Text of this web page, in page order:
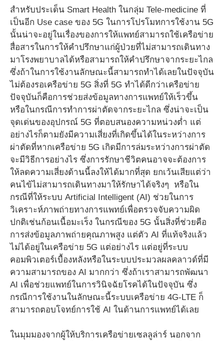
สำหรับประเด็น Smart Health ในกลุ่ม Tele-medicine ที่
เป็นอีก Use case ของ 5G ในการโปรโมทการใช้งาน 5G
นั้นน่าจะอยู่ในเรื่องของการให้แพทย์สามารถใช้เครือข่าย
สื่อสารในการให้คำปรึกษาแก่ผู้ป่วยที่ไม่สามารถเดินทาง
มาโรงพยาบาลได้หรือสามารถให้คำปรึกษาจากระยะไกล
ซึ่งถ้าในการใช้งานลักษณะนี้สามารถทำได้เลยในปัจจุบัน
ไม่ต้องรอเครือข่าย 5G สิ่งที่ 5G ทำได้ดีกว่าเครือข่าย
ปัจจุบันก็คือการช่วยส่งข้อมูลทางการแพทย์ให้เร็วขึ้น
หรือในกรณีการทำการผ่าตัดจากระยะไกล ซึ่งน่าจะเป็น
จุดเด่นของอุปกรณ์ 5G ที่ตอบสนองความหน่วงต่ำ แต่
อย่างไรก็ตามยังมีความเสี่ยงที่เกิดขึ้นได้ในระหว่างการ
ผ่าตัดที่หากเครือข่าย 5G เกิดมีการล่มระหว่างการผ่าตัด
จะมีวิธีการอย่างไร ซึ่งการรักษาชีวิตคนอาจจะต้องการ
ให้ลดความเสี่ยงด้านนี้ลงให้ได้มากที่สุด ยกเว้นเสียแต่ว่า
คนไข้ไม่สามารถเดินทางมาให้รักษาได้จริงๆ หรือใน
กรณีที่ให้ระบบ Artificial Intelligent (AI) ช่วยในการ
วิเคราะห์ภาพถ่ายทางการแพทย์เพื่อตรวจจับความผิด
ปกติเช่นก้อนเนื้อมะเร็ง ในกรณีของ 5G นั้นสิ่งที่ช่วยคือ
การส่งข้อมูลภาพถ่ายคุณภาพสูง แต่ตัว AI ที่แท้จริงแล้ว
ไม่ได้อยู่ในเครือข่าย 5G แต่อย่างไร แต่อยู่ที่ระบบ
คอมพิวเตอร์เบื้องหลังหรือในระบบประมวลผลคลาวด์ที่มี
ความสามารถของ AI มากกว่า ซึ่งถ้าเราสามารถพัฒนา
AI เพื่อช่วยแพทย์ในการวินิจฉัยโรคได้ในปัจจุบัน ซึ่ง
กรณีการใช้งานในลักษณะนี้ระบบเครือข่าย 4G-LTE ก็
สามารถตอบโจทย์การใช้ AI ในด้านการแพทย์ได้เลย
ในมุมมองจากผู้ให้บริการเครือข่ายเซลลูล่าร์ นอกจาก